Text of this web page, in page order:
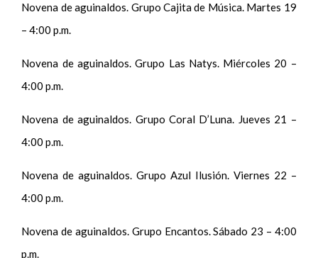
Novena de aguinaldos. Grupo Cajita de Música. Martes 19
– 4:00 p.m.
Novena de aguinaldos. Grupo Las Natys. Miércoles 20 –
4:00 p.m.
Novena de aguinaldos. Grupo Coral D’Luna. Jueves 21 –
4:00 p.m.
Novena de aguinaldos. Grupo Azul Ilusión. Viernes 22 –
4:00 p.m.
Novena de aguinaldos. Grupo Encantos. Sábado 23 – 4:00
p.m.